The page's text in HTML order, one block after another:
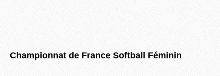
Championnat de France Softball Féminin